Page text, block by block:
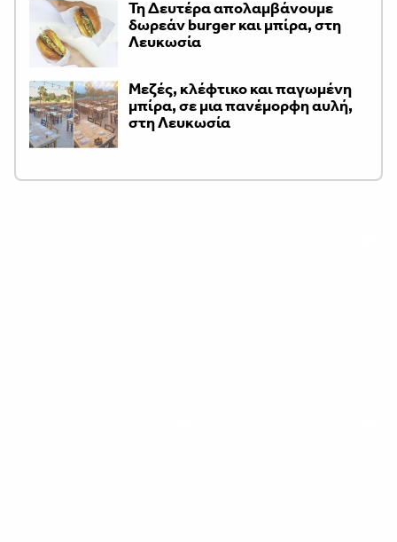
Τη Δευτέρα απολαμβάνουμε
δωρεάν burger και μπίρα, στη
Λευκωσία
Μεζές, κλέφτικο και παγωμένη
μπίρα, σε μια πανέμορφη αυλή,
στη Λευκωσία